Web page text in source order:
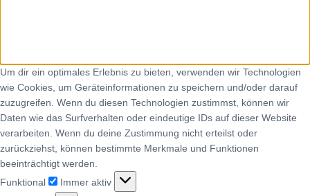
Um dir ein optimales Erlebnis zu bieten, verwenden wir Technologien
wie Cookies, um Geräteinformationen zu speichern und/oder darauf
zuzugreifen. Wenn du diesen Technologien zustimmst, können wir
Daten wie das Surfverhalten oder eindeutige IDs auf dieser Website
verarbeiten. Wenn du deine Zustimmung nicht erteilst oder
zurückziehst, können bestimmte Merkmale und Funktionen
beeinträchtigt werden.
Funktional
Immer aktiv